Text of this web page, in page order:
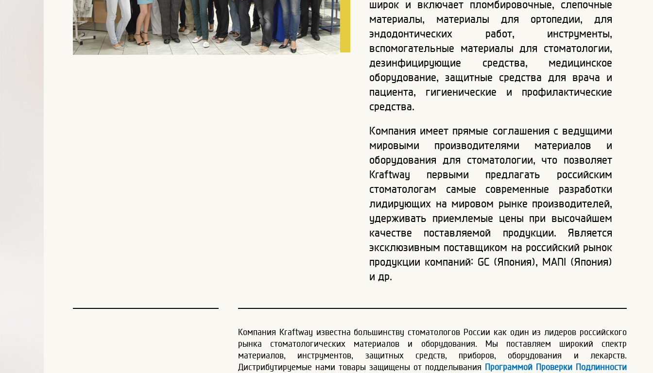
широк и включает пломбировочные, слепочные
материалы, материалы для ортопедии, для
эндодонтических работ, инструменты,
вспомогательные материалы для стоматологии,
дезинфицирующие средства, медицинское
оборудование, защитные средства для врача и
пациента, гигиенические и профилактические
средства.
Компания имеет прямые соглашения с ведущими
мировыми производителями материалов и
оборудования для стоматологии, что позволяет
Kraftway первыми предлагать российским
стоматологам самые современные разработки
лидирующих на мировом рынке производителей,
удерживать приемлемые цены при высочайшем
качестве поставляемой продукции. Является
эксклюзивным поставщиком на российский рынок
продукции компаний: GC (Япония), MANI (Япония)
и др.
Компания Kraftway известна большинству стоматологов России как один из лидеров российского
рынка стоматологических материалов и оборудования. Мы поставляем широкий спектр
материалов, инструментов, защитных средств, приборов, оборудования и лекарств.
Дистрибутируемые нами товары защищены от подделывания Программой Проверки Подлинности